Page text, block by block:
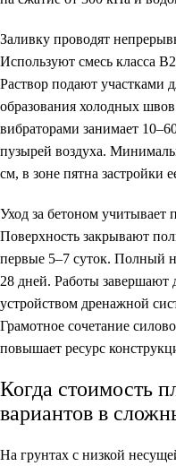
Заливку проводят
Используют смесь класса
Раствор подают участками
образования холодных
вибраторами занимает
пузырей воздуха.
см, в зоне пятна застройки
Уход за бетоном учитывает
Поверхность закрывают
первые 5–7 суток. Полный
28 дней. Работы завершают
устройством дренажной
Грамотное сочетание
повышает ресурс
Когда стоимость
вариантов в
На грунтах с низкой